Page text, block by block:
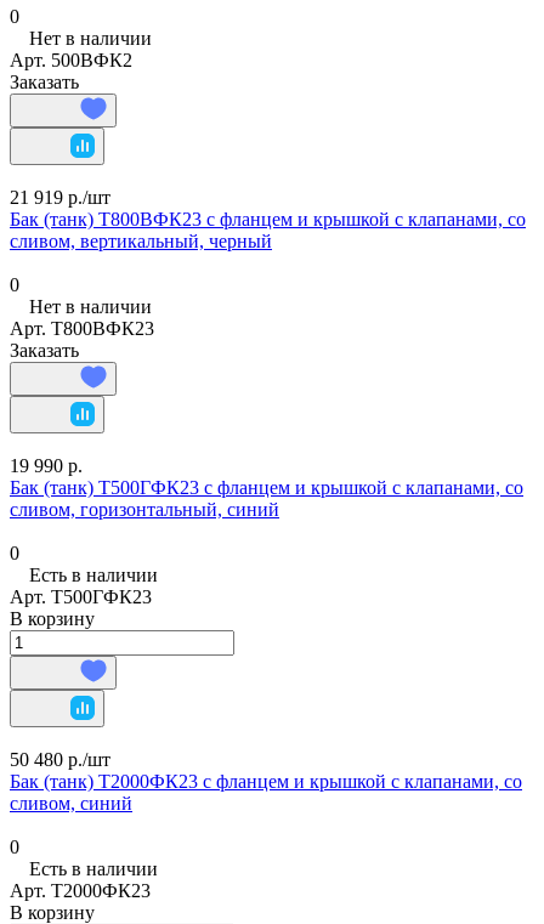
0
Нет в наличии
Арт. 500ВФК2
Заказать
21 919 р./шт
Бак (танк) Т800ВФК23 с фланцем и крышкой с клапанами, со
сливом, вертикальный, черный
0
Нет в наличии
Арт. Т800ВФК23
Заказать
19 990 р.
Бак (танк) Т500ГФК23 с фланцем и крышкой с клапанами, со
сливом, горизонтальный, синий
0
Есть в наличии
Арт. Т500ГФК23
В корзину
50 480 р./шт
Бак (танк) Т2000ФК23 с фланцем и крышкой с клапанами, со
сливом, синий
0
Есть в наличии
Арт. Т2000ФК23
В корзину